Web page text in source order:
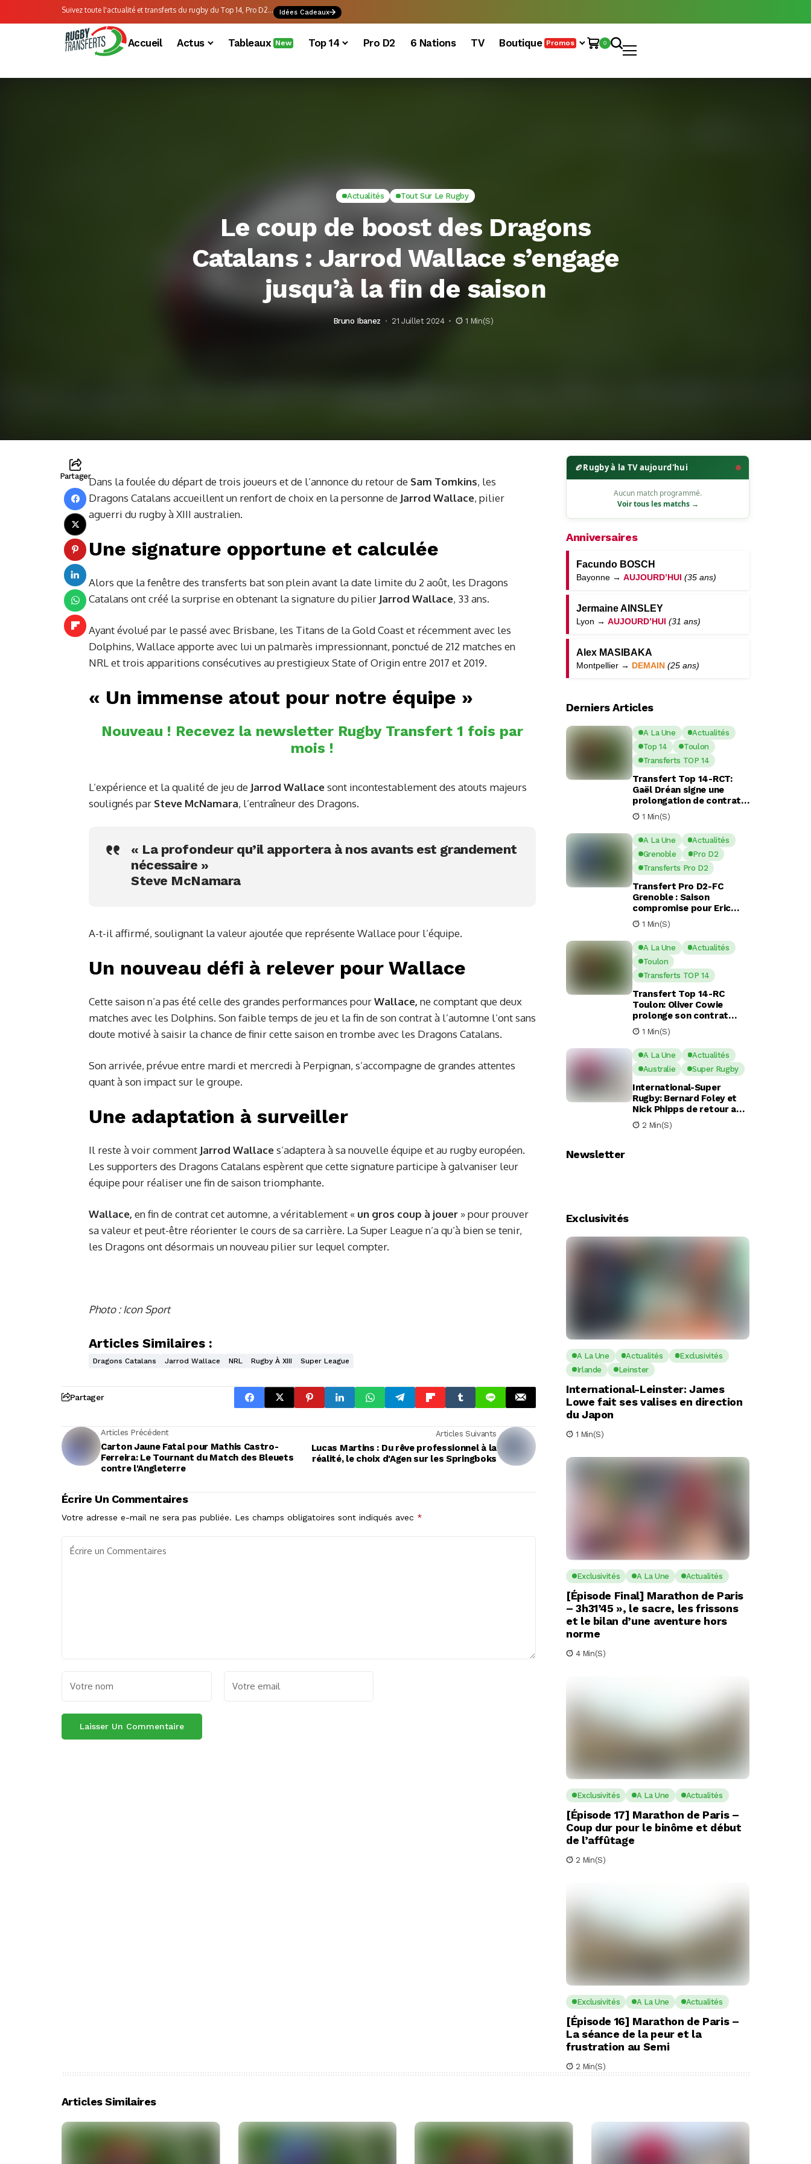
Suivez toute l'actualité et transferts du rugby du Top 14, Pro D2... Idées Cadeaux
Accueil Actus Tableaux New Top 14 Pro D2 6 Nations TV Boutique Promos 0
Actualités Tout Sur Le Rugby
Le coup de boost des Dragons
Catalans : Jarrod Wallace s’engage
jusqu’à la fin de saison
Bruno Ibanez 21 Juillet 2024 1 Min(s)
PartagerDans la foulée du départ de trois joueurs et de l’annonce du retour de Sam Tomkins, les
Dragons Catalans accueillent un renfort de choix en la personne de Jarrod Wallace, pilier
aguerri du rugby à XIII australien.
Une signature opportune et calculée
Alors que la fenêtre des transferts bat son plein avant la date limite du 2 août, les Dragons
Catalans ont créé la surprise en obtenant la signature du pilier Jarrod Wallace, 33 ans.
Ayant évolué par le passé avec Brisbane, les Titans de la Gold Coast et récemment avec les
Dolphins, Wallace apporte avec lui un palmarès impressionnant, ponctué de 212 matches en
NRL et trois apparitions consécutives au prestigieux State of Origin entre 2017 et 2019.
« Un immense atout pour notre équipe »
Nouveau ! Recevez la newsletter Rugby Transfert 1 fois par
mois !
L’expérience et la qualité de jeu de Jarrod Wallacesont incontestablement des atouts majeurs
soulignés par Steve McNamara, l’entraîneur des Dragons.
« La profondeur qu’il apportera à nos avants est grandement
nécessaire »
Steve McNamara
A-t-il affirmé, soulignant la valeur ajoutée que représente Wallace pour l’équipe.
Un nouveau défi à relever pour Wallace
Cette saison n’a pas été celle des grandes performances pourWallace, ne comptant que deux
matches avec les Dolphins. Son faible temps de jeu et la fin de son contrat à l’automne l’ont sans
doute motivé à saisir la chance de finir cette saison en trombe avec les Dragons Catalans.
Son arrivée, prévue entre mardi et mercredi à Perpignan, s’accompagne de grandes attentes
quant à son impact sur le groupe.
Une adaptation à surveiller
Il reste à voir comment Jarrod Wallaces’adaptera à sa nouvelle équipe et au rugby européen.
Les supporters des Dragons Catalans espèrent que cette signature participe à galvaniser leur
équipe pour réaliser une fin de saison triomphante.
Wallace, en fin de contrat cet automne, a véritablement « un gros coup à jouer » pour prouver
sa valeur et peut-être réorienter le cours de sa carrière. La Super League n’a qu’à bien se tenir,
les Dragons ont désormais un nouveau pilier sur lequel compter.
Photo : Icon Sport
Articles Similaires :
Dragons Catalans Jarrod Wallace NRL Rugby À XIII Super League
Partager
Articles Précédent
Carton Jaune Fatal pour Mathis Castro-
Ferreira: Le Tournant du Match des Bleuets
contre l'Angleterre
Articles Suivants
Lucas Martins : Du rêve professionnel à la
réalité, le choix d'Agen sur les Springboks
Écrire Un Commentaires
Votre adresse e-mail ne sera pas publiée. Les champs obligatoires sont indiqués avec *
🏉Rugby à la TV aujourd'hui
Aucun match programmé.
Voir tous les matchs →
Anniversaires
Facundo BOSCH
Bayonne → AUJOURD’HUI (35 ans)
Jermaine AINSLEY
Lyon → AUJOURD’HUI (31 ans)
Alex MASIBAKA
Montpellier → DEMAIN (25 ans)
Derniers Articles
A La Une
Actualités
Top 14
Toulon
Transferts TOP 14
Transfert Top 14-RCT:
Gaël Dréan signe une
prolongation de contrat
avec Toulon jusqu’en 2029
1 Min(s)
A La Une
Actualités
Grenoble
Pro D2
Transferts Pro D2
Transfert Pro D2-FC
Grenoble : Saison
compromise pour Eric
Escande apres une
commotion cérébrale
1 Min(s)
A La Une
Actualités
Toulon
Transferts TOP 14
Transfert Top 14-RC
Toulon: Oliver Cowie
prolonge son contrat
avec le RCT jusqu’en 2029
1 Min(s)
A La Une
Actualités
Australie
Super Rugby
International-Super
Rugby: Bernard Foley et
Nick Phipps de retour aux
Waratahs
2 Min(s)
Newsletter
Exclusivités
A La Une Actualités
Exclusivités
Irlande
Leinster
International-Leinster: James
Lowe fait ses valises en direction
du Japon
1 Min(s)
Exclusivités A La Une Actualités
[Épisode Final] Marathon de Paris
– 3h31’45 », le sacre, les frissons
et le bilan d’une aventure hors
norme
4 Min(s)
Exclusivités A La Une Actualités
[Épisode 17] Marathon de Paris –
Coup dur pour le binôme et début
de l’affûtage
2 Min(s)
Exclusivités A La Une Actualités
[Épisode 16] Marathon de Paris –
La séance de la peur et la
frustration au Semi
2 Min(s)
Articles Similaires